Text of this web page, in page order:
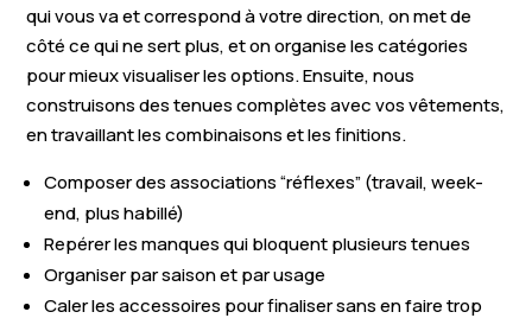
qui vous va et correspond à votre direction, on met de
côté ce qui ne sert plus, et on organise les catégories
pour mieux visualiser les options. Ensuite, nous
construisons des tenues complètes avec vos vêtements,
en travaillant les combinaisons et les finitions.
Composer des associations “réflexes” (travail, week-
end, plus habillé)
Repérer les manques qui bloquent plusieurs tenues
Organiser par saison et par usage
Caler les accessoires pour finaliser sans en faire trop